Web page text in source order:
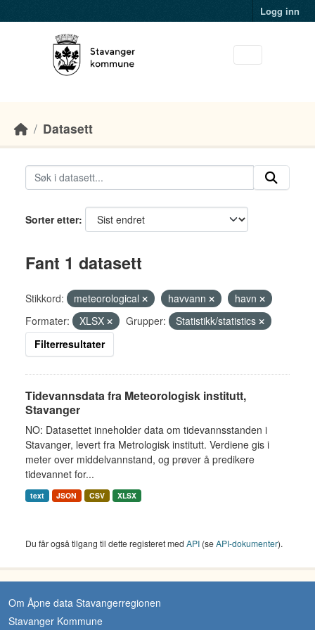
Logg inn
Datasett
Sorter etter
Fant 1 datasett
Stikkord: meteorological havvann
havn
Formater:
XLSX Grupper:
Statistikk/statistics
Filterresultater
Tidevannsdata fra Meteorologisk institutt,
Stavanger
NO: Datasettet inneholder data om tidevannsstanden i
Stavanger, levert fra Metrologisk institutt. Verdiene gis i
meter over middelvannstand, og prøver å predikere
tidevannet for...
text JSON CSV XLSX
Du får også tilgang til dette registeret med API (seAPI-dokumenter).
Om Åpne data Stavangerregionen
Stavanger Kommune